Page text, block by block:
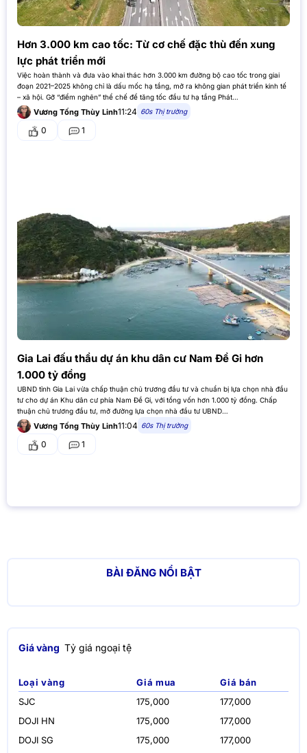
Hơn 3.000 km cao tốc: Từ cơ chế đặc thù đến xung
lực phát triển mới
Việc hoàn thành và đưa vào khai thác hơn 3.000 km đường bộ cao tốc trong giai
đoạn 2021–2025 không chỉ là dấu mốc hạ tầng, mở ra không gian phát triển kinh tế
– xã hội. Gỡ “điểm nghẽn” thể chế để tăng tốc đầu tư hạ tầng Phát…
Vương Tống Thùy Linh11:24 60s Thị trường
0 1
Gia Lai đấu thầu dự án khu dân cư Nam Đề Gi hơn
1.000 tỷ đồng
UBND tỉnh Gia Lai vừa chấp thuận chủ trương đầu tư và chuẩn bị lựa chọn nhà đầu
tư cho dự án Khu dân cư phía Nam Đề Gi, với tổng vốn hơn 1.000 tỷ đồng. Chấp
thuận chủ trương đầu tư, mở đường lựa chọn nhà đầu tư UBND…
Vương Tống Thùy Linh11:04 60s Thị trường
0 1
BÀI ĐĂNG NỔI BẬT
Giá vàng Tỷ giá ngoại tệ
Loại vàng Giá mua
Giá bán
SJC
175,000
177,000
DOJI HN
175,000
177,000
DOJI SG
175,000
177,000